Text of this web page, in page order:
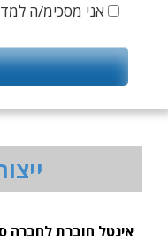
אני מסכימ/ה
אינטל חוברת לחברה